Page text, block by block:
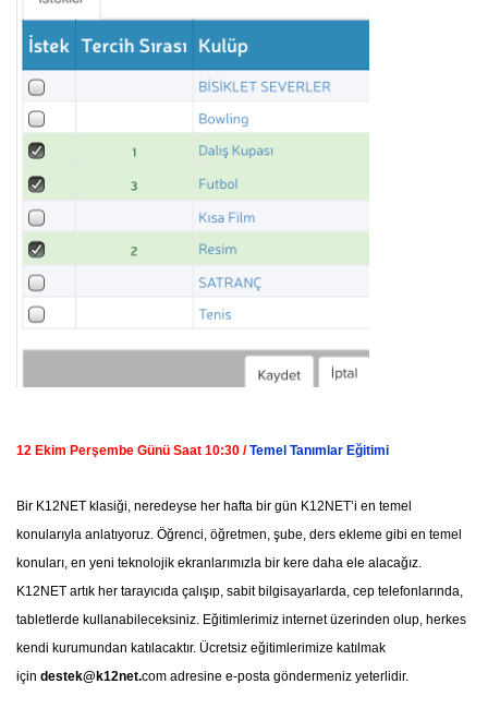
12 Ekim Perşembe Günü Saat 10:30 /Temel Tanımlar Eğitimi
Bir K12NET klasiği, neredeyse her hafta bir gün K12NET’i en temel
konularıyla anlatıyoruz. Öğrenci, öğretmen, şube, ders ekleme gibi en temel
konuları, en yeni teknolojik ekranlarımızla bir kere daha ele alacağız.
K12NET artık her tarayıcıda çalışıp, sabit bilgisayarlarda, cep telefonlarında,
tabletlerde kullanabileceksiniz. Eğitimlerimiz internet üzerinden olup, herkes
kendi kurumundan katılacaktır. Ücretsiz eğitimlerimize katılmak
için destek@k12net.com adresine e-posta göndermeniz yeterlidir.